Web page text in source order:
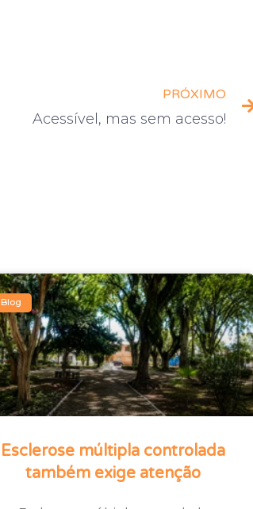
PRÓXIMO
Acessível, mas sem acesso!
Blog
Esclerose múltipla controlada
também exige atenção